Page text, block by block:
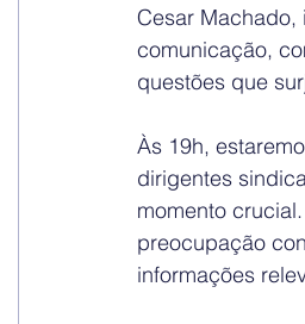
Cesar
comunicação,
questões que
Às 19h,
dirigentes
momento
preocupação
informações